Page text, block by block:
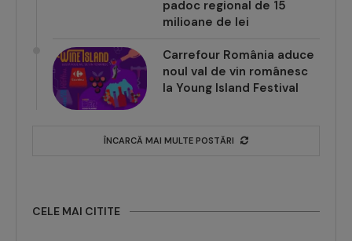
padoc regional de 15
milioane de lei
Carrefour România aduce
noul val de vin românesc
la Young Island Festival
ÎNCARCĂ MAI MULTE POSTĂRI
CELE MAI CITITE